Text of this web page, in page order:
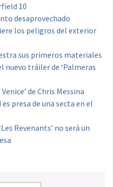
10
desaprovechado
los peligros del exterior
sus primeros materiales
nuevo tráiler de ‘Palmeras
de Chris Messina
presa de una secta en el
Revenants’ no será un